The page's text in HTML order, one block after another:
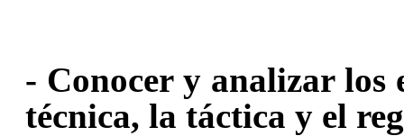
- Conocer y analizar los
técnica, la táctica y el